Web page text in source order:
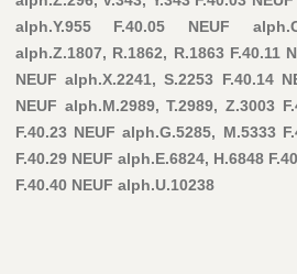
alph.Y.955 F.40.05 NEUF
alph.Z.1807, R.1862, R.1863 F.40.11
NEUF alph.X.2241, S.2253 F.40.14
NEUF alph.M.2989, T.2989, Z.3003
F.40.23 NEUF alph.G.5285, M.5333
F.40.29 NEUF alph.E.6824, H.6848
F.40.40 NEUF alph.U.10238